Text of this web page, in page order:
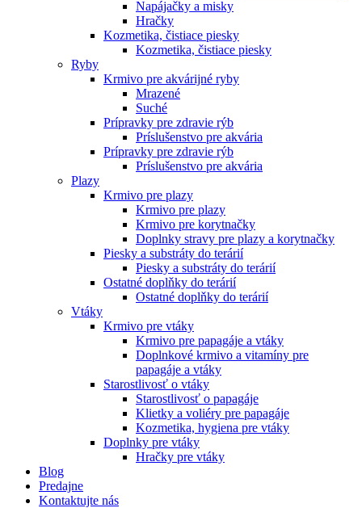
Napájačky a misky
Hračky
Kozmetika, čistiace piesky
Kozmetika, čistiace piesky
Ryby
Krmivo pre akvárijné ryby
Mrazené
Suché
Prípravky pre zdravie rýb
Príslušenstvo pre akvária
Prípravky pre zdravie rýb
Príslušenstvo pre akvária
Plazy
Krmivo pre plazy
Krmivo pre plazy
Krmivo pre korytnačky
Doplnky stravy pre plazy a korytnačky
Piesky a substráty do terárií
Piesky a substráty do terárií
Ostatné doplňky do terárií
Ostatné doplňky do terárií
Vtáky
Krmivo pre vtáky
Krmivo pre papagáje a vtáky
Doplnkové krmivo a vitamíny pre
papagáje a vtáky
Starostlivosť o vtáky
Starostlivosť o papagáje
Klietky a voliéry pre papagáje
Kozmetika, hygiena pre vtáky
Doplnky pre vtáky
Hračky pre vtáky
Blog
Predajne
Kontaktujte nás